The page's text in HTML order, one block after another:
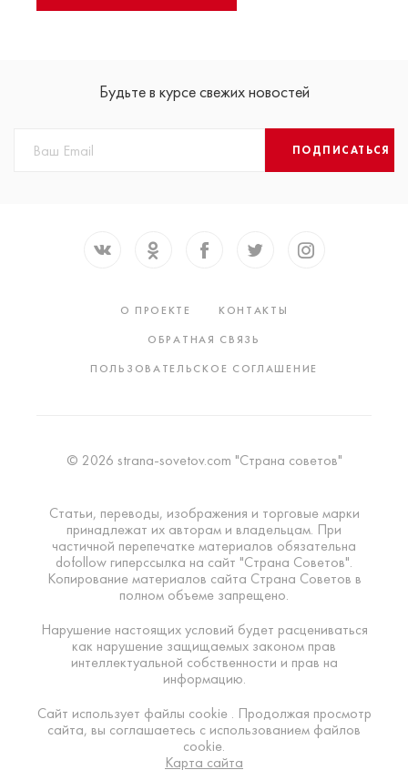
Будьте в курсе свежих новостей
ПОДПИСАТЬСЯ
О ПРОЕКТЕ
КОНТАКТЫ
ОБРАТНАЯ СВЯЗЬ
ПОЛЬЗОВАТЕЛЬСКОЕ СОГЛАШЕНИЕ
© 2026 strana-sovetov.com "Страна советов"
Статьи, переводы, изображения и торговые марки
принадлежат их авторам и владельцам. При
частичной перепечатке материалов обязательна
dofollow гиперссылка на сайт "Страна Советов".
Копирование материалов сайта Страна Советов в
полном объеме запрещено.
Нарушение настоящих условий будет расцениваться
как нарушение защищаемых законом прав
интеллектуальной собственности и прав на
информацию.
Сайт использует файлы cookie . Продолжая просмотр
сайта, вы соглашаетесь с использованием файлов
cookie.
Карта сайта